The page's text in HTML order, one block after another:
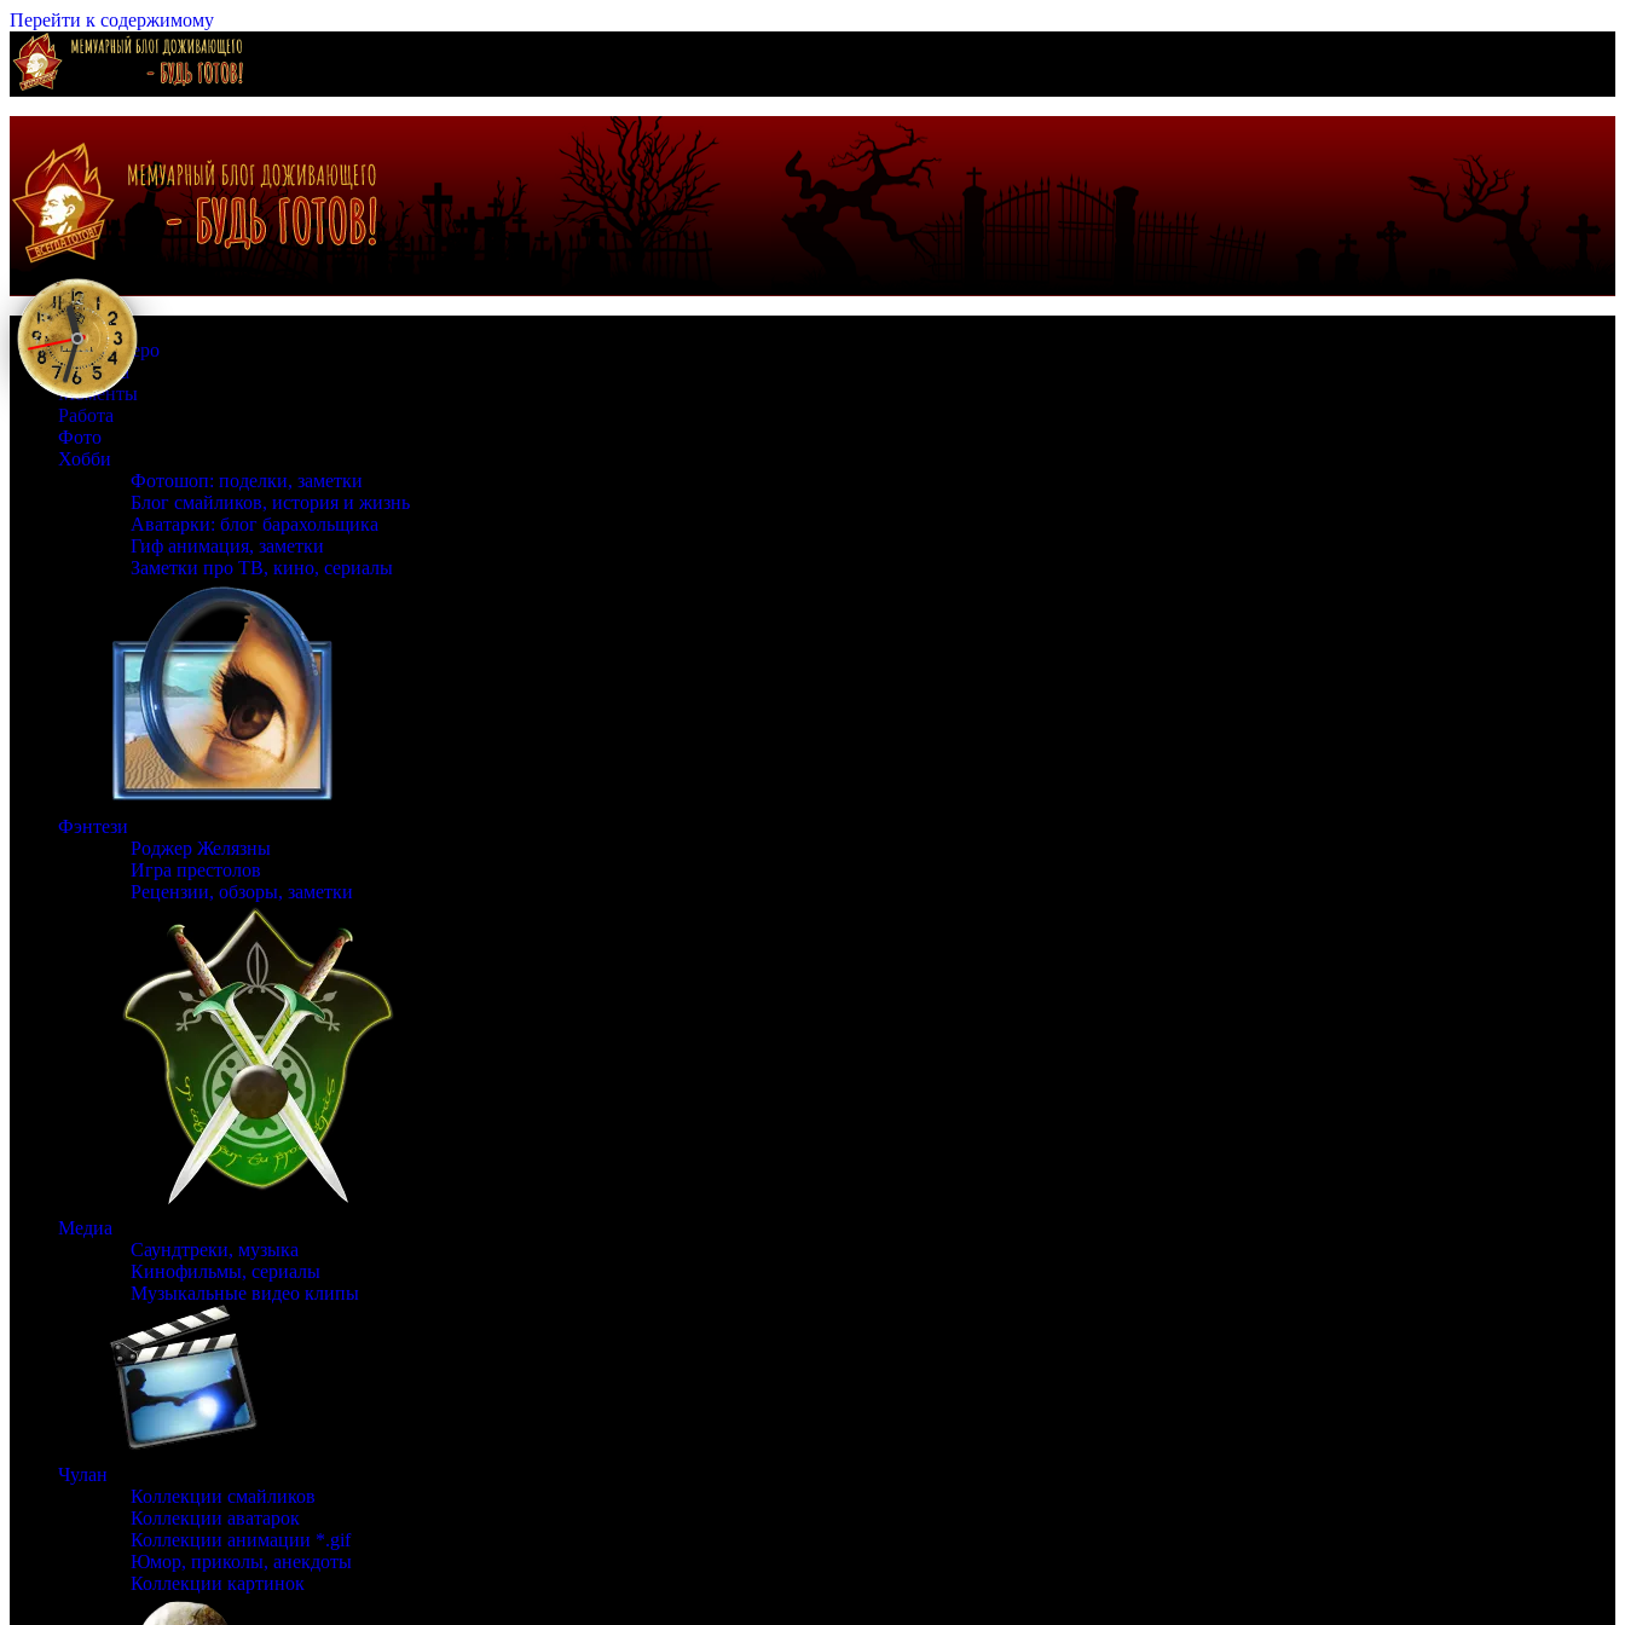
Перейти к содержимому
Страна Зеро
Времена
Моменты
Работа
Фото
Хобби
Фотошоп: поделки, заметки
Блог смайликов, история и жизнь
Аватарки: блог барахольщика
Гиф анимация, заметки
Заметки про ТВ, кино, сериалы
Фэнтези
Роджер Желязны
Игра престолов
Рецензии, обзоры, заметки
Медиа
Саундтреки, музыка
Кинофильмы, сериалы
Музыкальные видео клипы
Чулан
Коллекции смайликов
Коллекции аватарок
Коллекции анимации *.gif
Юмор, приколы, анекдоты
Коллекции картинок